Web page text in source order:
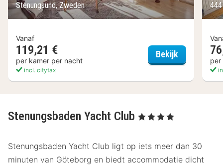
Stenungsund, Zweden
Vanaf
119,21 €
per kamer per nacht
incl. citytax
Bekijk Hotell &
per
Stenungsbaden Yacht Club , 4 Sterren
Stenungsbaden Yacht Club ligt op iets meer dan 30
minuten van Göteborg en biedt accommodatie dicht